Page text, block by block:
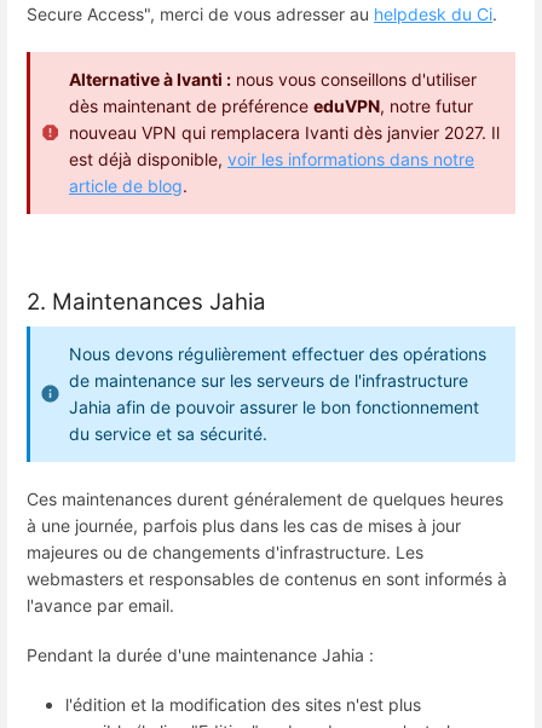
Secure Access", merci de vous adresser au helpdesk du Ci.
Alternative à Ivanti : nous vous conseillons d'utiliser
dès maintenant de préférence eduVPN, notre futur
nouveau VPN qui remplacera Ivanti dès janvier 2027. Il
est déjà disponible, voir les informations dans notre
article de blog.
2. Maintenances Jahia
Nous devons régulièrement effectuer des opérations
de maintenance sur les serveurs de l'infrastructure
Jahia afin de pouvoir assurer le bon fonctionnement
du service et sa sécurité.
Ces maintenances durent généralement de quelques heures
à une journée, parfois plus dans les cas de mises à jour
majeures ou de changements d'infrastructure. Les
webmasters et responsables de contenus en sont informés à
l'avance par email.
Pendant la durée d'une maintenance Jahia :
l'édition et la modification des sites n'est plus